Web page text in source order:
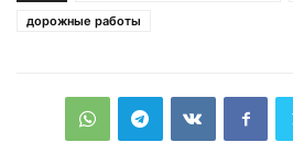
дорожные работы